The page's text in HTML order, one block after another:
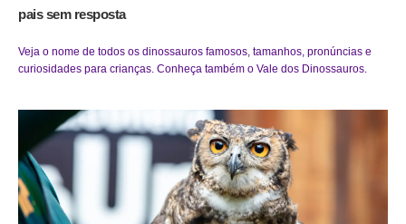
pais sem resposta
Veja o nome de todos os dinossauros famosos, tamanhos, pronúncias e
curiosidades para crianças. Conheça também o Vale dos Dinossauros.